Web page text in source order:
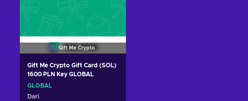
Gift Me Crypto
Gift Me Crypto Gift Card (SOL)
1600 PLN Key GLOBAL
GLOBAL
Dari